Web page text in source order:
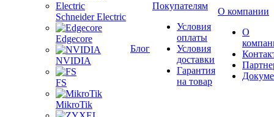
Schneider Electric
Edgecore
NVIDIA
FS
MikroTik
Блог
Покупателям
Условия
оплаты
Условия
доставки
Гарантия
на товар
О компании
О